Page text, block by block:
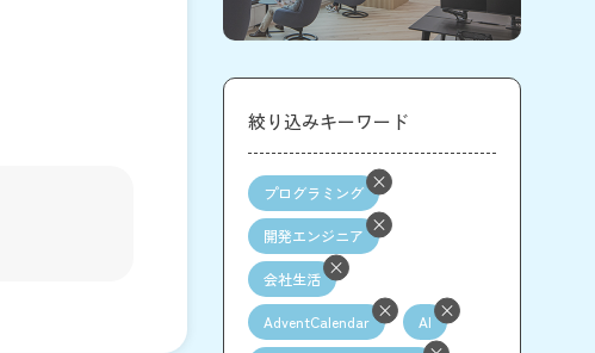
絞り込みキーワード
プログラミング
開発エンジニア
会社生活
AdventCalendar AI